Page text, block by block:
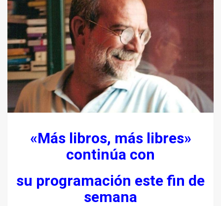
«Más libros, más libres»
continúa con
su programación este fin de
semana